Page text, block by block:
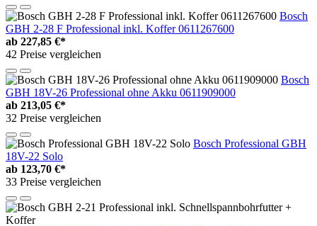
Bosch
GBH 2-28 F Professional inkl. Koffer 0611267600
ab 227,85 €*
42 Preise vergleichen
Bosch
GBH 18V-26 Professional ohne Akku 0611909000
ab 213,05 €*
32 Preise vergleichen
Bosch Professional GBH
18V-22 Solo
ab 123,70 €*
33 Preise vergleichen